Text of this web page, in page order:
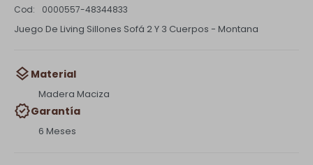
0000557-48344833
Juego De Living Sillones Sofá 2 Y 3 Cuerpos - Montana
Material
Madera Maciza
Garantía
6 Meses